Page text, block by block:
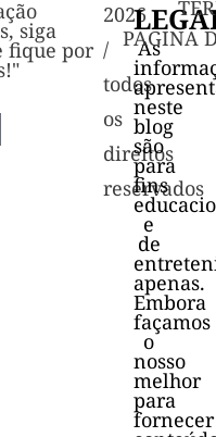
siga
fique por
2026
/
todos
os
direitos
reservados
PAGINA
As
neste
blog
são
para
fins
e
de
apenas.
Embora
façamos
o
nosso
melhor
para
fornecer